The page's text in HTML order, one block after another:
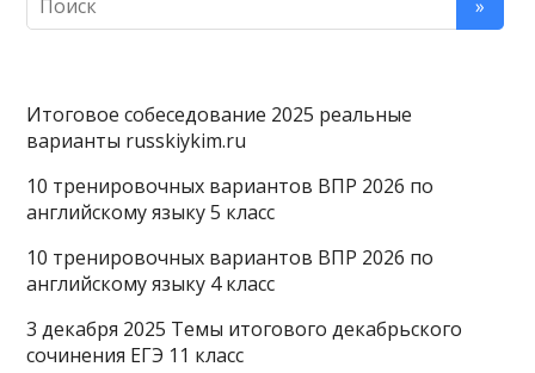
Итоговое собеседование 2025 реальные
варианты russkiykim.ru
10 тренировочных вариантов ВПР 2026 по
английскому языку 5 класс
10 тренировочных вариантов ВПР 2026 по
английскому языку 4 класс
3 декабря 2025 Темы итогового декабрьского
сочинения ЕГЭ 11 класс